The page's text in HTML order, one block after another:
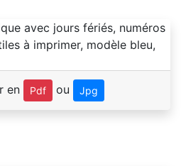
en Pdf ou Jpg